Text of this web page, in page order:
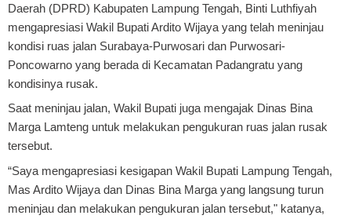
Daerah (DPRD) Kabupaten Lampung Tengah, Binti Luthfiyah
mengapresiasi Wakil Bupati Ardito Wijaya yang telah meninjau
kondisi ruas jalan Surabaya-Purwosari dan Purwosari-
Poncowarno yang berada di Kecamatan Padangratu yang
kondisinya rusak.
Saat meninjau jalan, Wakil Bupati juga mengajak Dinas Bina
Marga Lamteng untuk melakukan pengukuran ruas jalan rusak
tersebut.
“Saya mengapresiasi kesigapan Wakil Bupati Lampung Tengah,
Mas Ardito Wijaya dan Dinas Bina Marga yang langsung turun
meninjau dan melakukan pengukuran jalan tersebut," katanya,